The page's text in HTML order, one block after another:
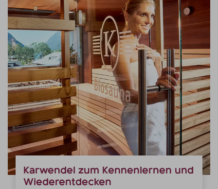
Karwendel zum Kennenlernen und
Wiederentdecken